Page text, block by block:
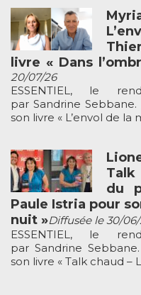
livre « Dans
20/07/26
ESSENTIEL, le
par Sandrine
son livre « L’envol de la
du
Paule Istria pour
nuit »Diffusée le 30/
ESSENTIEL, le
par Sandrine
son livre « Talk chaud –